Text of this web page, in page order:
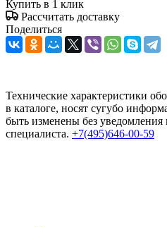
Купить в 1 клик
Рассчитать доставку
Поделиться
Технические характеристики
в каталоге, носят сугубо
быть изменены без
специалиста. +7(495)646-00-59